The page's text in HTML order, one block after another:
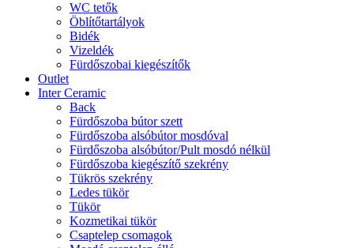
WC tetők
Öblítőtartályok
Bidék
Vizeldék
Fürdőszobai kiegészítők
Outlet
Inter Ceramic
Back
Fürdőszoba bútor szett
Fürdőszoba alsóbútor mosdóval
Fürdőszoba alsóbútor/Pult mosdó nélkül
Fürdőszoba kiegészítő szekrény
Tükrös szekrény
Ledes tükör
Tükör
Kozmetikai tükör
Csaptelep csomagok